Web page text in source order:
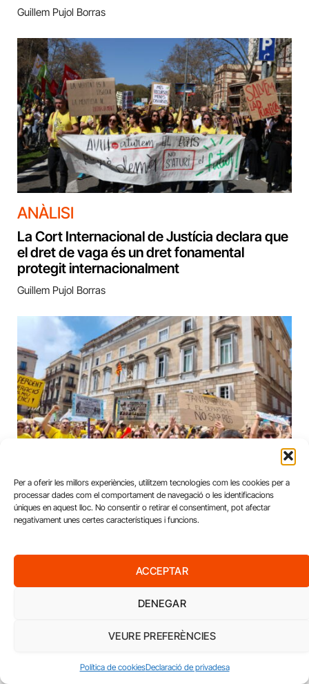
Per a oferir les millors experiències, utilitzem tecnologies com les cookies per a
processar dades com el comportament de navegació o les identificacions
úniques en aquest lloc. No consentir o retirar el consentiment, pot afectar
negativament unes certes característiques i funcions.
ACCEPTAR
DENEGAR
VEURE PREFERÈNCIES
Política de cookiesDeclaració de privadesa
Guillem Pujol Borras
ANÀLISI
La Cort Internacional de Justícia declara que
el dret de vaga és un dret fonamental
protegit internacionalment
Guillem Pujol Borras
El ‘no’ del 65% dels docents obre una
fractura sindical: USTEC aposta per la vaga i
Professors de Secundària avala l’acord